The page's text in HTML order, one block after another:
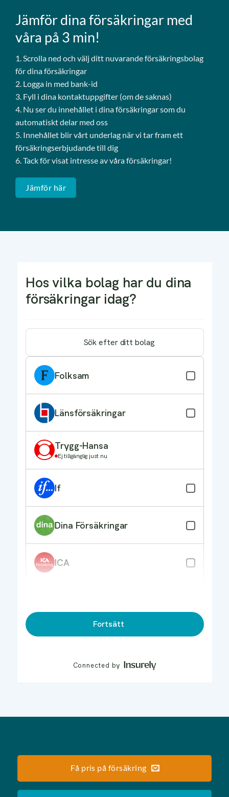
Jämför dina försäkringar med
våra på 3 min!
1. Scrolla ned och välj ditt nuvarande försäkringsbolag
för dina försäkringar
2. Logga in med bank-id
3. Fyll i dina kontaktuppgifter (om de saknas)
4. Nu ser du innehållet i dina försäkringar som du
automatiskt delar med oss
5. Innehållet blir vårt underlag när vi tar fram ett
försäkringserbjudande till dig
6. Tack för visat intresse av våra försäkringar!
Jämför här
Få pris på försäkring